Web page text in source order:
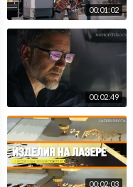
00:01:02
00:02:49
00:02:03